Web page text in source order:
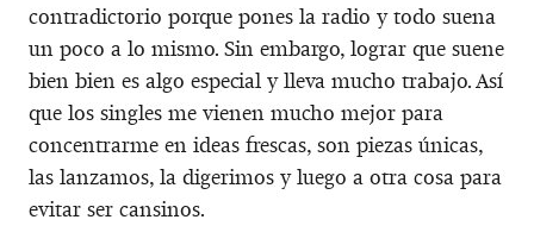
contradictorio porque pones la radio y todo suena
un poco a lo mismo. Sin embargo, lograr que suene
bien bien es algo especial y lleva mucho trabajo. Así
que los singles me vienen mucho mejor para
concentrarme en ideas frescas, son piezas únicas,
las lanzamos, la digerimos y luego a otra cosa para
evitar ser cansinos.